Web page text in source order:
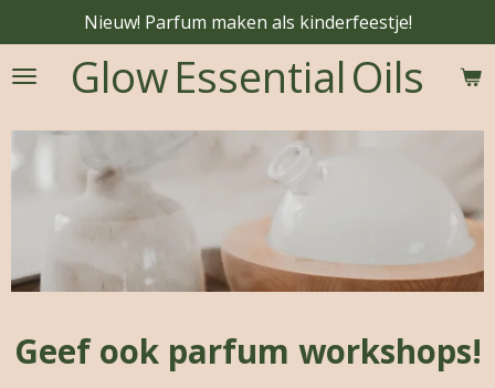
direct
naar
hoofdinhoud
GlowEssentialOils
Nieuw! Parfum maken als kinderfeestje!
Geef ook parfum workshops!